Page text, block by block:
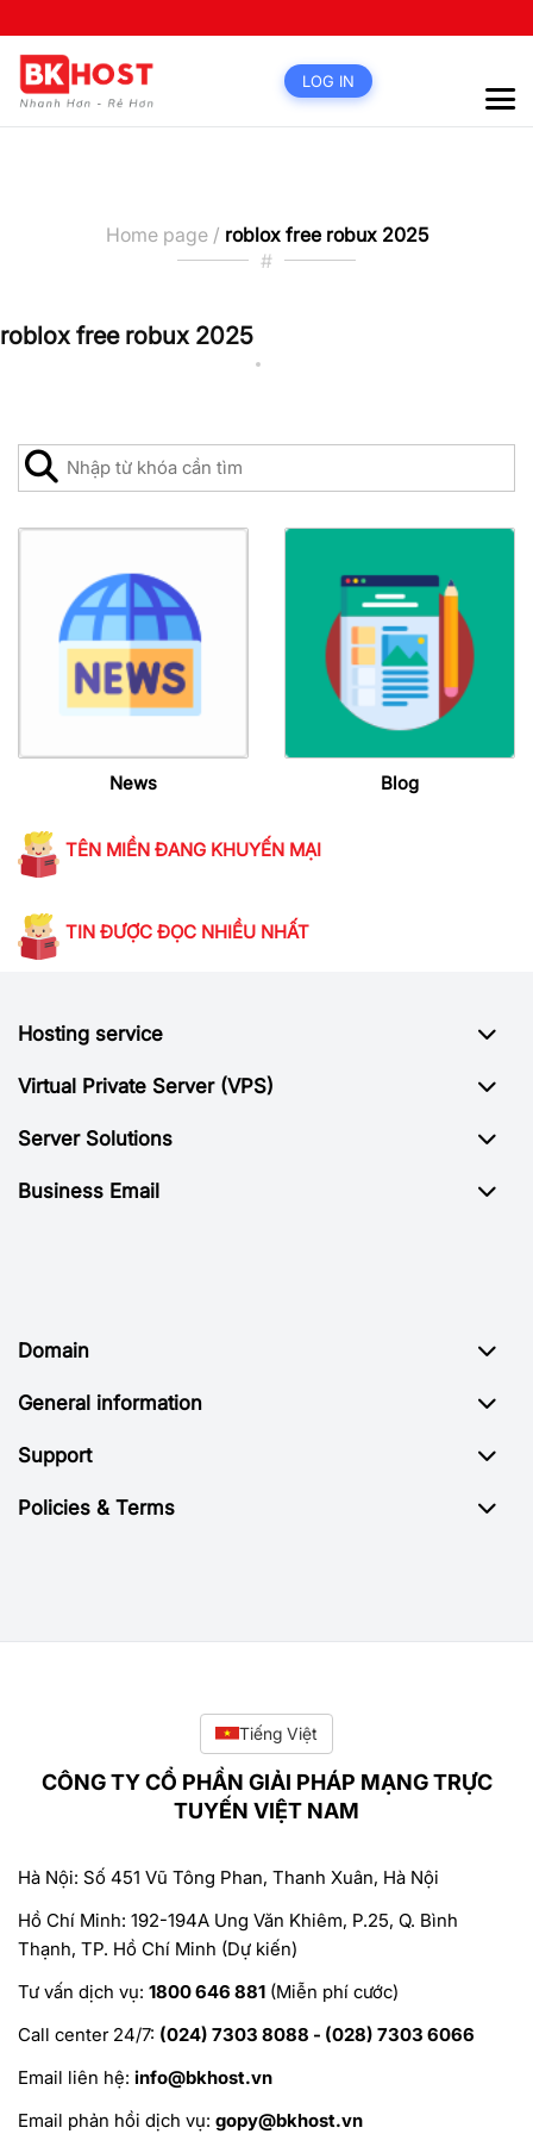
LOG IN
Home page / roblox free robux 2025
#
roblox free robux 2025
News Blog
TÊN MIỀN ĐANG KHUYẾN MẠI
TIN ĐƯỢC ĐỌC NHIỀU NHẤT
Hosting service
Virtual Private Server (VPS)
Server Solutions
Business Email
Domain
General information
Support
Policies & Terms
Tiếng Việt
CÔNG TY CỔ PHẦN GIẢI PHÁP MẠNG TRỰC
TUYẾN VIỆT NAM
Hà Nội: Số 451 Vũ Tông Phan, Thanh Xuân, Hà Nội
Hồ Chí Minh: 192-194A Ung Văn Khiêm, P.25, Q. Bình
Thạnh, TP. Hồ Chí Minh (Dự kiến)
Tư vấn dịch vụ: 1800 646 881 (Miễn phí cước)
Call center 24/7: (024) 7303 8088 - (028) 7303 6066
Email liên hệ: info@bkhost.vn
Email phản hồi dịch vụ: gopy@bkhost.vn